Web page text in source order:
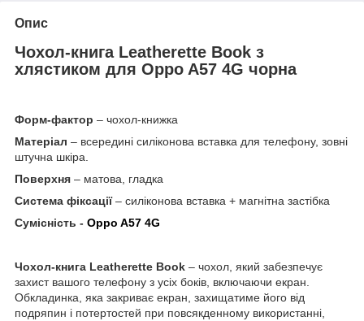
Опис
Чохол-книга Leatherette Book з
хлястиком для Oppo A57 4G чорна
Форм-фактор – чохол-книжка
Матеріал – всередині силіконова вставка для телефону, зовні
штучна шкіра.
Поверхня – матова, гладка
Система фіксації– силіконова вставка + магнітна застібка
Сумісність - Oppo A57 4G
Чохол-книга Leatherette Book – чохол, який забезпечує
захист вашого телефону з усіх боків, включаючи екран.
Обкладинка, яка закриває екран, захищатиме його від
подряпин і потертостей при повсякденному використанні,